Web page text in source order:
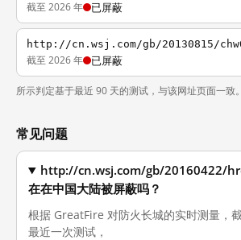
截至 2026 年 已屏蔽
http://cn.wsj.com/gb/20130815/
截至 2026 年 已屏蔽
所示判定基于最近 90 天的测试，与该网址页面一致。
常见问题
http://cn.wsj.com/gb/20160422/
在在中国大陆被屏蔽吗？
根据 GreatFire 对防火长城的实时测量，
最近一次测试，